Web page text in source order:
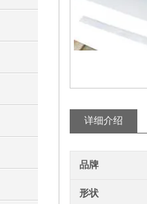
详细介绍
品牌
形状